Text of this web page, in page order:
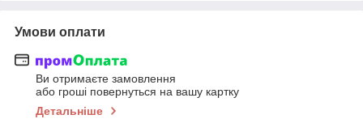
Умови оплати
Ви отримаєте замовлення
або гроші повернуться на вашу картку
Детальніше